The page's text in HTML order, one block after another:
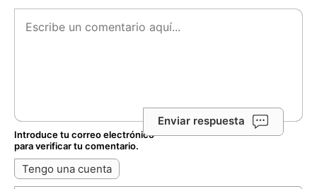
Enviar respuesta
Introduce tu correo electrónico
para verificar tu comentario.
Tengo una cuenta